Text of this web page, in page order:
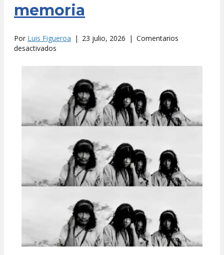
memoria
Por Luis Figueroa | 23 julio, 2026 | Comentarios
desactivados
lacandones
memoria